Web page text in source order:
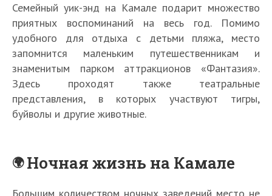
Семейный уик-энд на Камале подарит множество
приятных воспоминаний на весь год. Помимо
удобного для отдыха с детьми пляжа, место
запомнится маленьким путешественникам и
знаменитым парком аттракционов «Фантазия».
Здесь проходят также театральные
представления, в которых участвуют тигры,
буйволы и другие животные.
Ночная жизнь на Камале